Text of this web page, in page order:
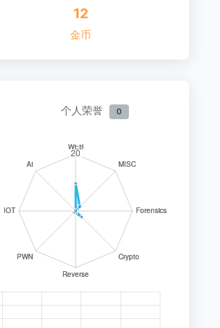
12
金币
个人荣誉 0